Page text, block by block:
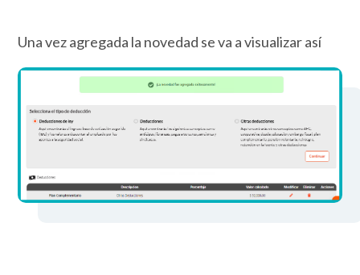
Una vez agregada la novedad se va a visualizar así